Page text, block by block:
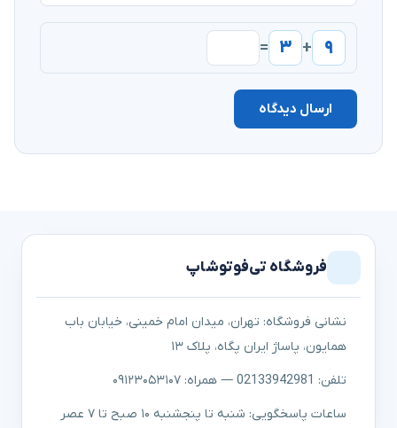
۹ + ۳ =
ارسال دیدگاه
فروشگاه تی‌فوتوشاپ
نشانی فروشگاه: تهران، میدان امام خمینی، خیابان باب
همایون، پاساژ ایران پگاه، پلاک ۱۳
تلفن: 02133942981 — همراه: ۰۹۱۲۳۰۵۳۱۰۷
ساعات پاسخگویی: شنبه تا پنجشنبه ۱۰ صبح تا ۷ عصر